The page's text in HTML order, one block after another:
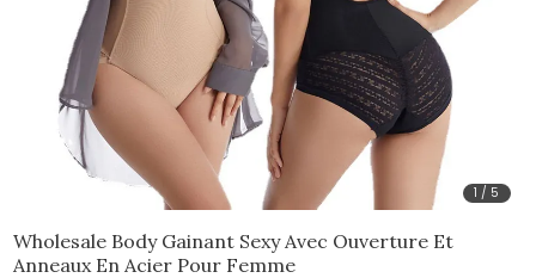
1 / 5
Wholesale Body Gainant Sexy Avec Ouverture Et
Anneaux En Acier Pour Femme